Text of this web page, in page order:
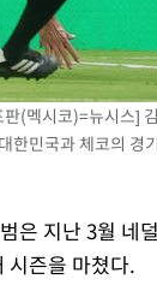
(멕시코)=뉴시스]
한민국과 체코의 경
은 지난 3월 네
시즌을 마쳤다.